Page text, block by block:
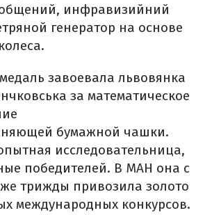
инфравизийний
генератор на основе
завоевала львовянка
за математическое
бумажной чашки.
исследовательница,
победителей. В МАН она с
трижды привозила золото
международных конкурсов.